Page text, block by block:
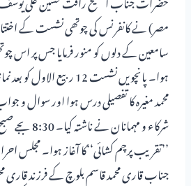
مصر) نے کانفرنس کی چوتھی نشست کے
سامعین کے دلوں کو منور فرمایا جس پر اس
ہوا۔ پانچویں نشست 12 ربیع
محمد مغیرہ کا تفصیلی درس ہوا اور سوال و
شرکاء و
’’تقریب پرچم کشائی‘‘کا آغاز ہوا۔ مجلس
جناب قاری محمد قاسم بلوچ کے فرزند